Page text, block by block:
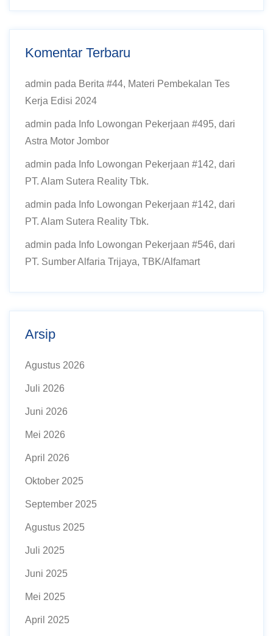
Komentar Terbaru
admin pada Berita #44, Materi Pembekalan Tes
Kerja Edisi 2024
admin pada Info Lowongan Pekerjaan #495, dari
Astra Motor Jombor
admin pada Info Lowongan Pekerjaan #142, dari
PT. Alam Sutera Reality Tbk.
admin pada Info Lowongan Pekerjaan #142, dari
PT. Alam Sutera Reality Tbk.
admin pada Info Lowongan Pekerjaan #546, dari
PT. Sumber Alfaria Trijaya, TBK/Alfamart
Arsip
Agustus 2026
Juli 2026
Juni 2026
Mei 2026
April 2026
Oktober 2025
September 2025
Agustus 2025
Juli 2025
Juni 2025
Mei 2025
April 2025